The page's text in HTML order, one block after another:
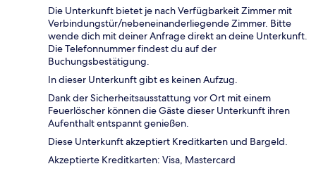
Die Unterkunft bietet je nach Verfügbarkeit Zimmer mit
Verbindungstür/nebeneinanderliegende Zimmer. Bitte
wende dich mit deiner Anfrage direkt an deine Unterkunft.
Die Telefonnummer findest du auf der
Buchungsbestätigung.
In dieser Unterkunft gibt es keinen Aufzug.
Dank der Sicherheitsausstattung vor Ort mit einem
Feuerlöscher können die Gäste dieser Unterkunft ihren
Aufenthalt entspannt genießen.
Diese Unterkunft akzeptiert Kreditkarten und Bargeld.
Akzeptierte Kreditkarten: Visa, Mastercard